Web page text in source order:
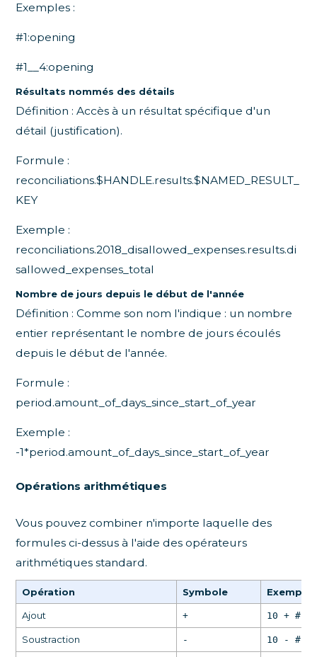
Exemples :
#1:opening
#1__4:opening
Résultats nommés des détails
Définition : Accès à un résultat spécifique d'un
détail (justification).
Formule :
reconciliations.$HANDLE.results.$NAMED_RESULT_
KEY
Exemple :
reconciliations.2018_disallowed_expenses.results.di
sallowed_expenses_total
Nombre de jours depuis le début de l'année
Définition : Comme son nom l'indique : un nombre
entier représentant le nombre de jours écoulés
depuis le début de l'année.
Formule :
period.amount_of_days_since_start_of_year
Exemple :
-1*period.amount_of_days_since_start_of_year
Opérations arithmétiques
Vous pouvez combiner n'importe laquelle des
formules ci-dessus à l'aide des opérateurs
arithmétiques standard.
Opération Symbole Exemple
Ajout + 10 +
Soustraction - 10 -